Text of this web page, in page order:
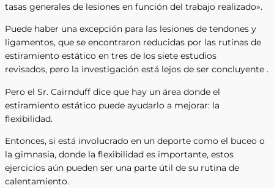
tasas generales de lesiones en función del trabajo realizado».
Puede haber una excepción para las lesiones de tendones y
ligamentos, que se encontraron reducidas por las rutinas de
estiramiento estático en tres de los siete estudios
revisados, pero la investigación está lejos de ser concluyente .
Pero el Sr. Cairnduff dice que hay un área donde el
estiramiento estático puede ayudarlo a mejorar: la
flexibilidad.
Entonces, si está involucrado en un deporte como el buceo o
la gimnasia, donde la flexibilidad es importante, estos
ejercicios aún pueden ser una parte útil de su rutina de
calentamiento.